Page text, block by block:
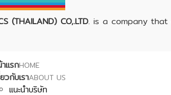
(THAILAND) CO,.LTD. is a company
แรกHOME
วกับเราABOUT US
แนะนำบริษัท